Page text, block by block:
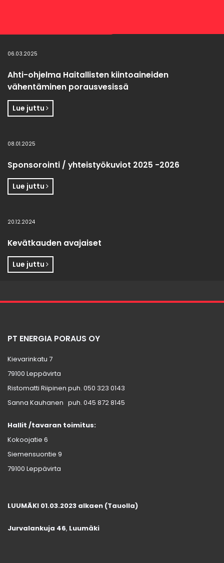
06.03.2025
Ahti-ohjelma Haitallisten kiintoaineiden
vähentäminen porausvesissä
Lue juttu
08.01.2025
Sponsorointi / yhteistyökuviot 2025 -2026
Lue juttu
20.12.2024
Kevätkauden avajaiset
Lue juttu
PT ENERGIA PORAUS OY
Kievarinkatu 7
79100 Leppävirta
Ristomatti Riipinen puh. 050 323 0143
Sanna Kauhanen puh. 045 872 8145
Hallit /tavaran toimitus:
Kokoojatie 6
Siemensuontie 9
79100 Leppävirta
LUUMÄKI 01.03.2023 alkaen (Tauolla)
Jurvalankuja 46, Luumäki